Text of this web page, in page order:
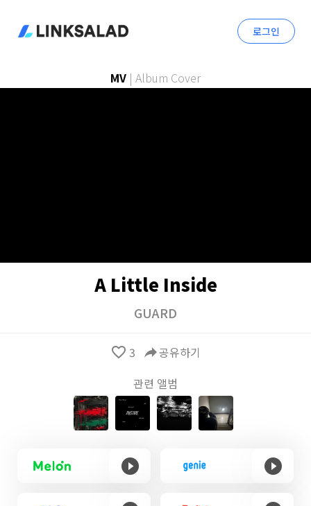
로그인
MV | Album Cover
A Little Inside
GUARD
favorite_border 3 reply공유하기
관련 앨범